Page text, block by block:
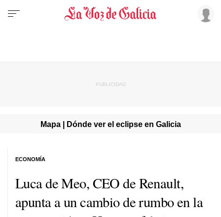
Mapa | Dónde ver el eclipse en Galicia
Luca de Meo, CEO de Renault,
apunta a un cambio de rumbo en la
ECONOMÍA